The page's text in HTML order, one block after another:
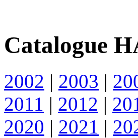
Catalogue
2002 | 2003 |
2011 | 2012 |
2020 | 2021 |